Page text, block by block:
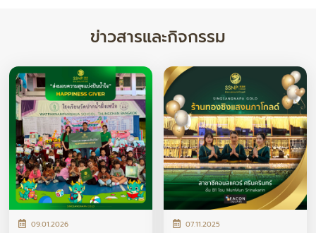
ข่าวสารและกิจกรรม
09.01.2026 07.11.2025